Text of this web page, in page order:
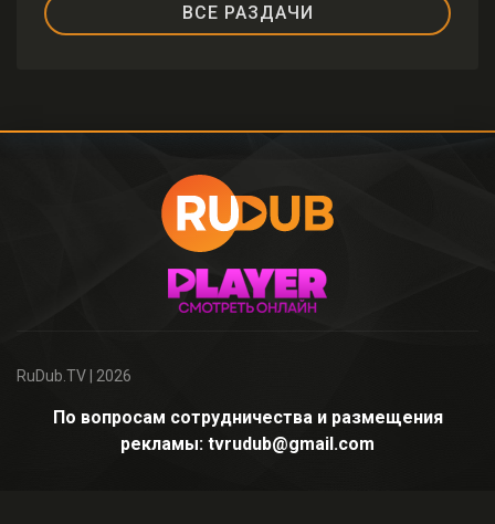
ВСЕ РАЗДАЧИ
RuDub.TV | 2026
По вопросам сотрудничества и размещения
рекламы: tvrudub@gmail.com